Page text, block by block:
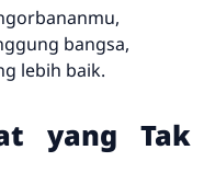
bangsa,
lebih baik.
yang Tak